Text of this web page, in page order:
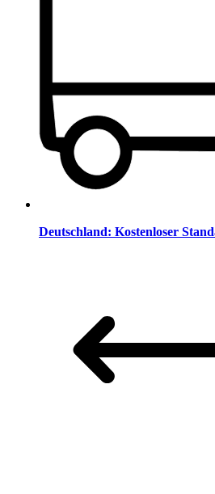
Deutschland: Kostenloser